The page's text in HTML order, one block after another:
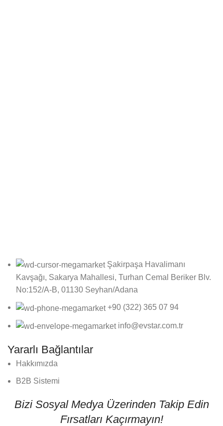
Şakirpaşa Havalimanı
Kavşağı, Sakarya Mahallesi, Turhan Cemal Beriker Blv.
No:152/A-B, 01130 Seyhan/Adana
+90 (322) 365 07 94
info@evstar.com.tr
Yararlı Bağlantılar
Hakkımızda
B2B Sistemi
Bizi Sosyal Medya Üzerinden Takip Edin
Fırsatları Kaçırmayın!